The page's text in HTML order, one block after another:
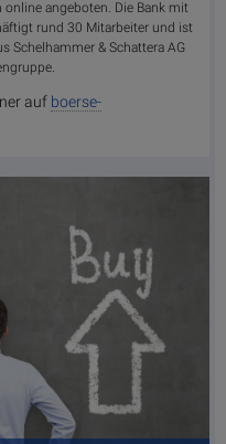
angeboten. Die Bank mit
rund 30 Mitarbeiter und ist
Schelhammer & Schattera AG
auf boerse-